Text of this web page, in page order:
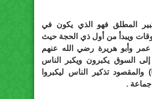
المطلق فهو الذي يكون في
ويبدأ من أول ذي الحجة حيث
وأبو هريرة رضي الله عنهم
السوق يكبرون ويكبر الناس
والمقصود تذكير الناس ليكبروا
جماعة .